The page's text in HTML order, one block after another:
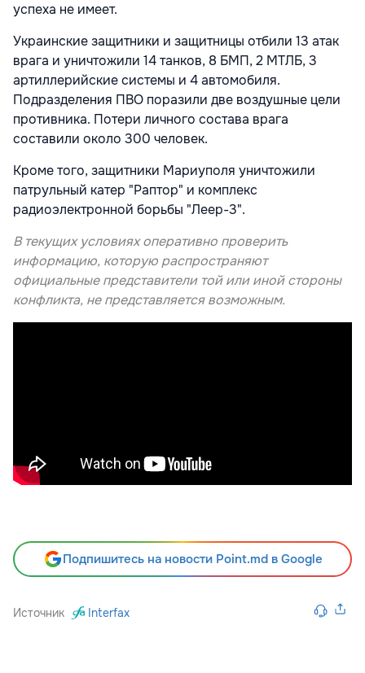
успеха не имеет.
Украинские защитники и защитницы отбили 13 атак
врага и уничтожили 14 танков, 8 БМП, 2 МТЛБ, 3
артиллерийские системы и 4 автомобиля.
Подразделения ПВО поразили две воздушные цели
противника. Потери личного состава врага
составили около 300 человек.
Кроме того, защитники Мариуполя уничтожили
патрульный катер "Раптор" и комплекс
радиоэлектронной борьбы "Леер-3".
В текущих условиях оперативно проверить
информацию, которую распространяют
официальные представители той или иной стороны
конфликта, не представляется возможным.
Подпишитесь на новости Point.md в Google
Источник Interfax